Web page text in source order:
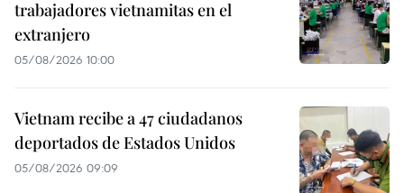
trabajadores vietnamitas en el
extranjero
05/08/2026 10:00
Vietnam recibe a 47 ciudadanos
deportados de Estados Unidos
05/08/2026 09:09